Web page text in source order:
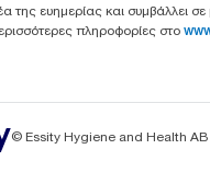
της ευημερίας και συμβάλλει σε
πληροφορίες στο
© Essity Hygiene and Health AB